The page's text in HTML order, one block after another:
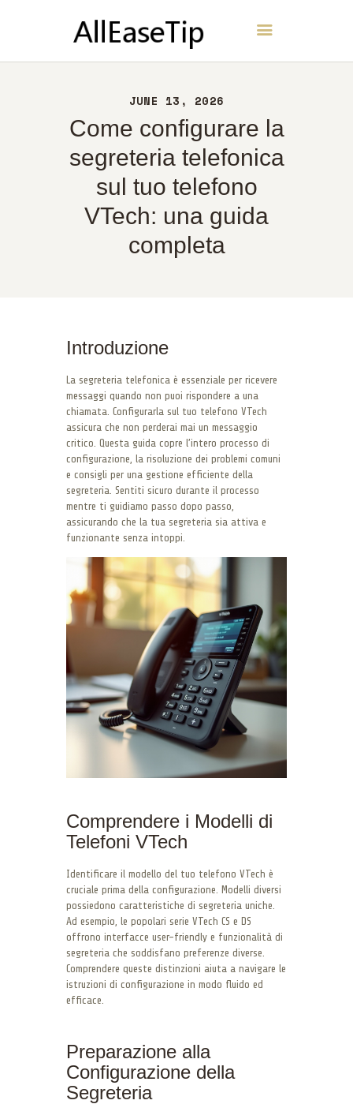
JUNE 13, 2026
Come configurare la
segreteria telefonica
sul tuo telefono
VTech: una guida
completa
AllEaseTip
INFORMAZIONI
CONTATTI
POLITICA
ITALIANO
Introduzione
La segreteria telefonica è essenziale per ricevere
messaggi quando non puoi rispondere a una
chiamata. Configurarla sul tuo telefono VTech
assicura che non perderai mai un messaggio
critico. Questa guida copre l’intero processo di
configurazione, la risoluzione dei problemi comuni
e consigli per una gestione efficiente della
segreteria. Sentiti sicuro durante il processo
mentre ti guidiamo passo dopo passo,
assicurando che la tua segreteria sia attiva e
funzionante senza intoppi.
Comprendere i Modelli di
Telefoni VTech
Identificare il modello del tuo telefono VTech è
cruciale prima della configurazione. Modelli diversi
possiedono caratteristiche di segreteria uniche.
Ad esempio, le popolari serie VTech CS e DS
offrono interfacce user-friendly e funzionalità di
segreteria che soddisfano preferenze diverse.
Comprendere queste distinzioni aiuta a navigare le
istruzioni di configurazione in modo fluido ed
efficace.
Preparazione alla
Configurazione della
Segreteria